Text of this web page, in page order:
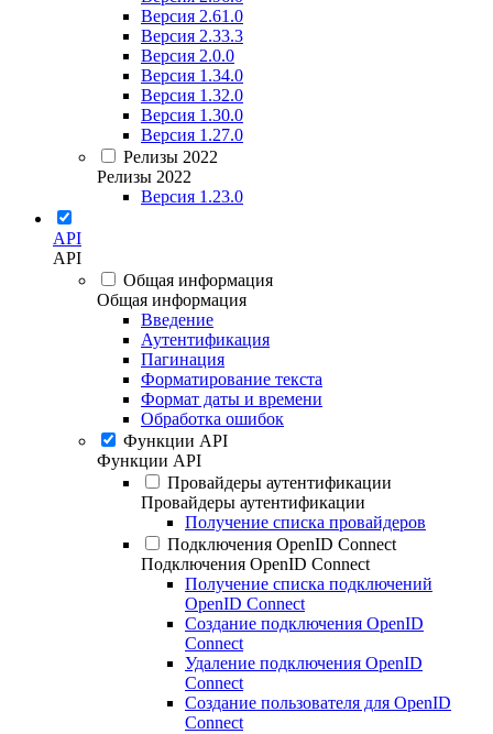
Версия 2.61.0
Версия 2.33.3
Версия 2.0.0
Версия 1.34.0
Версия 1.32.0
Версия 1.30.0
Версия 1.27.0
Релизы 2022
Релизы 2022
Версия 1.23.0
API
API
Общая информация
Общая информация
Введение
Аутентификация
Пагинация
Форматирование текста
Формат даты и времени
Обработка ошибок
Функции API
Функции API
Провайдеры аутентификации
Провайдеры аутентификации
Получение списка провайдеров
Подключения OpenID Connect
Подключения OpenID Connect
Получение списка подключений
OpenID Connect
Создание подключения OpenID
Connect
Удаление подключения OpenID
Connect
Создание пользователя для OpenID
Connect